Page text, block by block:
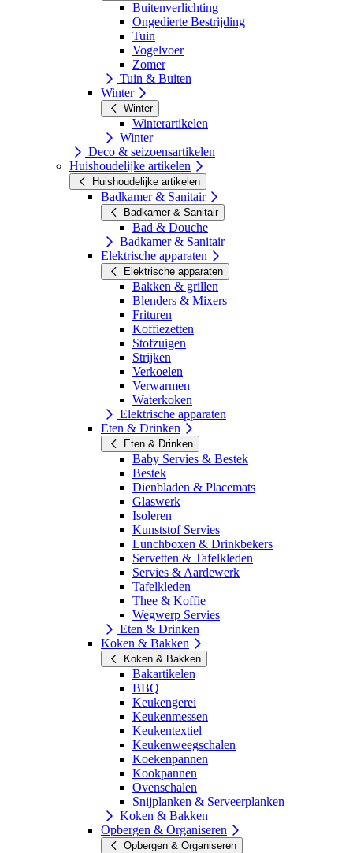
Buitenverlichting
Ongedierte Bestrijding
Tuin
Vogelvoer
Zomer
Tuin & Buiten
Winter
Winter
Winterartikelen
Winter
Deco & seizoensartikelen
Huishoudelijke artikelen
Huishoudelijke artikelen
Badkamer & Sanitair
Badkamer & Sanitair
Bad & Douche
Badkamer & Sanitair
Elektrische apparaten
Elektrische apparaten
Bakken & grillen
Blenders & Mixers
Frituren
Koffiezetten
Stofzuigen
Strijken
Verkoelen
Verwarmen
Waterkoken
Elektrische apparaten
Eten & Drinken
Eten & Drinken
Baby Servies & Bestek
Bestek
Dienbladen & Placemats
Glaswerk
Isoleren
Kunststof Servies
Lunchboxen & Drinkbekers
Servetten & Tafelkleden
Servies & Aardewerk
Tafelkleden
Thee & Koffie
Wegwerp Servies
Eten & Drinken
Koken & Bakken
Koken & Bakken
Bakartikelen
BBQ
Keukengerei
Keukenmessen
Keukentextiel
Keukenweegschalen
Koekenpannen
Kookpannen
Ovenschalen
Snijplanken & Serveerplanken
Koken & Bakken
Opbergen & Organiseren
Opbergen & Organiseren